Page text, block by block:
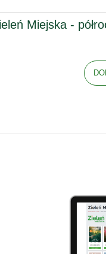
Miejska -